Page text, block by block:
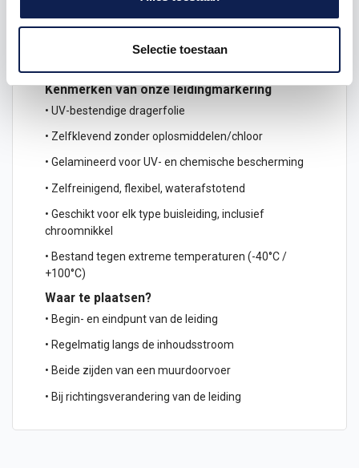
Selectie toestaan
Kenmerken van onze leidingmarkering
• UV-bestendige dragerfolie
• Zelfklevend zonder oplosmiddelen/chloor
• Gelamineerd voor UV- en chemische bescherming
• Zelfreinigend, flexibel, waterafstotend
• Geschikt voor elk type buisleiding, inclusief
chroomnikkel
• Bestand tegen extreme temperaturen (-40°C /
+100°C)
Waar te plaatsen?
• Begin- en eindpunt van de leiding
• Regelmatig langs de inhoudsstroom
• Beide zijden van een muurdoorvoer
• Bij richtingsverandering van de leiding